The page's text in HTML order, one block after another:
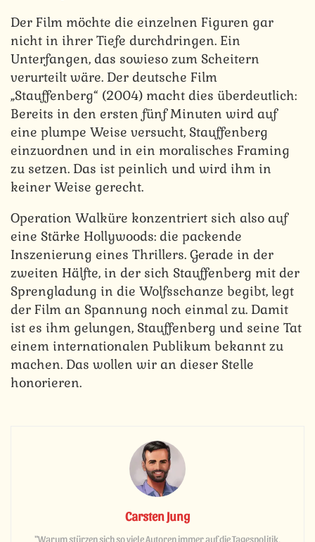
Der Film möchte die einzelnen Figuren gar
nicht in ihrer Tiefe durchdringen. Ein
Unterfangen, das sowieso zum Scheitern
verurteilt wäre. Der deutsche Film
„Stauffenberg“ (2004) macht dies überdeutlich:
Bereits in den ersten fünf Minuten wird auf
eine plumpe Weise versucht, Stauffenberg
einzuordnen und in ein moralisches Framing
zu setzen. Das ist peinlich und wird ihm in
keiner Weise gerecht.
Operation Walküre konzentriert sich also auf
eine Stärke Hollywoods: die packende
Inszenierung eines Thrillers. Gerade in der
zweiten Hälfte, in der sich Stauffenberg mit der
Sprengladung in die Wolfsschanze begibt, legt
der Film an Spannung noch einmal zu. Damit
ist es ihm gelungen, Stauffenberg und seine Tat
einem internationalen Publikum bekannt zu
machen. Das wollen wir an dieser Stelle
honorieren.
Carsten Jung
"Warum stürzen sich so viele Autoren immer auf die Tagespolitik,